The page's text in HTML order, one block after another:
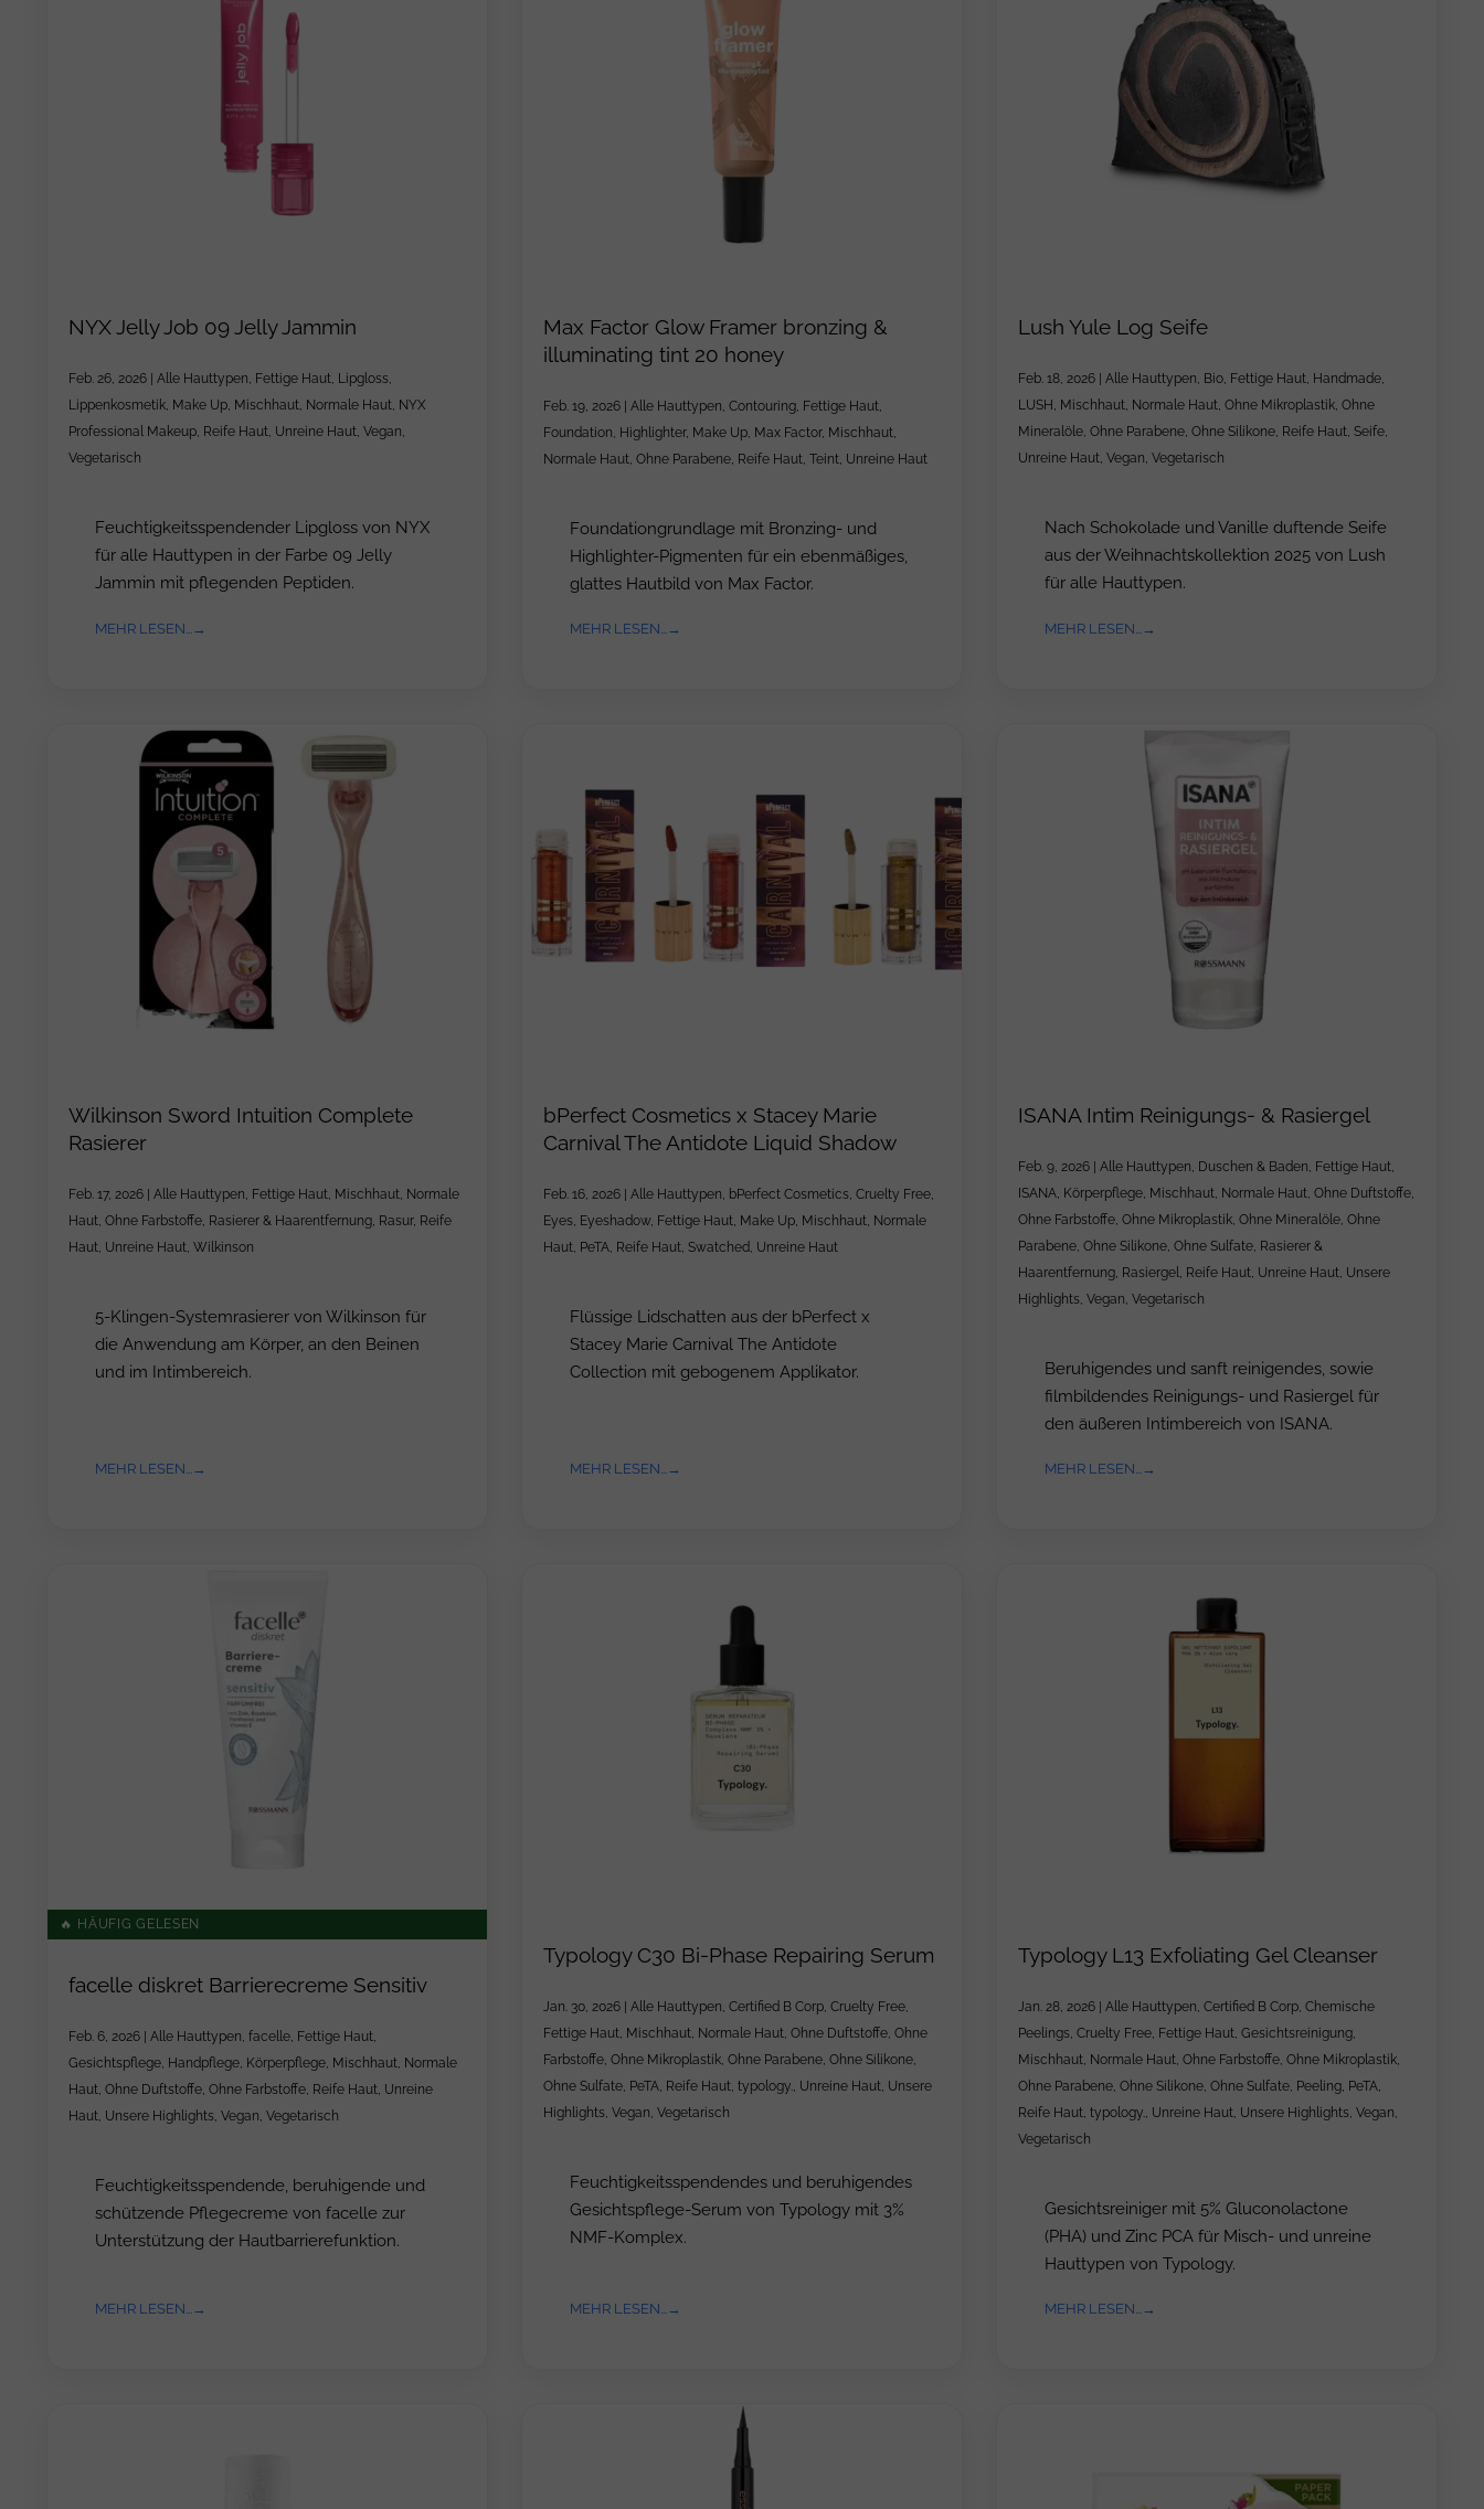
NYX Jelly Job 09 Jelly Jammin
Feb. 26, 2026 Alle Hauttypen, Fettige Haut, Lipgloss,
Lippenkosmetik, Make Up, Mischhaut, Normale Haut, NYX
Professional Makeup, Reife Haut, Unreine Haut, Vegan,
Vegetarisch
Feuchtigkeitsspendender Lipgloss von NYX
für alle Hauttypen in der Farbe 09 Jelly
Jammin mit pflegenden Peptiden.
MEHR LESEN...
Max Factor Glow Framer bronzing &
illuminating tint 20 honey
Feb. 19, 2026 Alle Hauttypen, Contouring, Fettige Haut,
Foundation, Highlighter, Make Up, Max Factor, Mischhaut,
Normale Haut, Ohne Parabene, Reife Haut, Teint, Unreine Haut
Foundationgrundlage mit Bronzing- und
Highlighter-Pigmenten für ein ebenmäßiges,
glattes Hautbild von Max Factor.
MEHR LESEN...
Lush Yule Log Seife
Feb. 18, 2026 Alle Hauttypen, Bio, Fettige Haut, Handmade,
LUSH , Mischhaut, Normale Haut, Ohne Mikroplastik, Ohne
Mineralöle, Ohne Parabene, Ohne Silikone, Reife Haut, Seife,
Unreine Haut, Vegan, Vegetarisch
Nach Schokolade und Vanille duftende Seife
aus der Weihnachtskollektion 2025 von Lush
für alle Hauttypen.
MEHR LESEN...
Wilkinson Sword Intuition Complete
Rasierer
Feb. 17, 2026 Alle Hauttypen, Fettige Haut, Mischhaut, Normale
Haut, Ohne Farbstoffe, Rasierer & Haarentfernung, Rasur, Reife
Haut, Unreine Haut, Wilkinson
5-Klingen-Systemrasierer von Wilkinson für
die Anwendung am Körper, an den Beinen
und im Intimbereich.
MEHR LESEN...
bPerfect Cosmetics x Stacey Marie
Carnival The Antidote Liquid Shadow
Feb. 16, 2026 Alle Hauttypen, bPerfect Cosmetics, Cruelty Free,
Eyes, Eyeshadow, Fettige Haut, Make Up, Mischhaut, Normale
Haut, PeTA, Reife Haut, Swatched, Unreine Haut
Flüssige Lidschatten aus der bPerfect x
Stacey Marie Carnival The Antidote
Collection mit gebogenem Applikator.
MEHR LESEN...
ISANA Intim Reinigungs- & Rasiergel
Feb. 9, 2026 Alle Hauttypen, Duschen & Baden, Fettige Haut,
ISANA, Körperpflege, Mischhaut, Normale Haut, Ohne Duftstoffe,
Ohne Farbstoffe, Ohne Mikroplastik, Ohne Mineralöle, Ohne
Parabene, Ohne Silikone, Ohne Sulfate, Rasierer &
Haarentfernung, Rasiergel, Reife Haut, Unreine Haut, Unsere
Highlights, Vegan, Vegetarisch
Beruhigendes und sanft reinigendes, sowie
filmbildendes Reinigungs- und Rasiergel für
den äußeren Intimbereich von ISANA.
MEHR LESEN...
🔥 HÄUFIG GELESEN
facelle diskret Barrierecreme Sensitiv
Feb. 6, 2026 Alle Hauttypen, facelle, Fettige Haut,
Gesichtspflege, Handpflege, Körperpflege, Mischhaut, Normale
Haut, Ohne Duftstoffe, Ohne Farbstoffe, Reife Haut, Unreine
Haut, Unsere Highlights, Vegan, Vegetarisch
Feuchtigkeitsspendende, beruhigende und
schützende Pflegecreme von facelle zur
Unterstützung der Hautbarrierefunktion.
MEHR LESEN...
Typology C30 Bi-Phase Repairing Serum
Jan. 30, 2026 Alle Hauttypen, Certified B Corp, Cruelty Free,
Fettige Haut, Mischhaut, Normale Haut, Ohne Duftstoffe, Ohne
Farbstoffe, Ohne Mikroplastik, Ohne Parabene, Ohne Silikone,
Ohne Sulfate, PeTA, Reife Haut, typology., Unreine Haut, Unsere
Highlights, Vegan, Vegetarisch
Feuchtigkeitsspendendes und beruhigendes
Gesichtspflege-Serum von Typology mit 3%
NMF-Komplex.
MEHR LESEN...
Typology L13 Exfoliating Gel Cleanser
Jan. 28, 2026 Alle Hauttypen, Certified B Corp, Chemische
Peelings, Cruelty Free, Fettige Haut, Gesichtsreinigung,
Mischhaut, Normale Haut, Ohne Farbstoffe, Ohne Mikroplastik,
Ohne Parabene, Ohne Silikone, Ohne Sulfate, Peeling, PeTA,
Reife Haut, typology., Unreine Haut, Unsere Highlights, Vegan,
Vegetarisch
Gesichtsreiniger mit 5% Gluconolactone
(PHA) und Zinc PCA für Misch- und unreine
Hauttypen von Typology.
MEHR LESEN...